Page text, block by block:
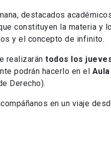
destacados
constituyen la materia y
y el concepto de infinito.
realizarán todos los
podrán hacerlo en el
Derecho).
en un viaje